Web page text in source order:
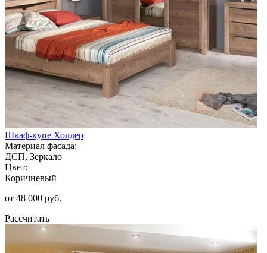
Шкаф-купе Холдер
Материал фасада:
ДСП, Зеркало
Цвет:
Коричневый
от 48 000 руб.
Рассчитать